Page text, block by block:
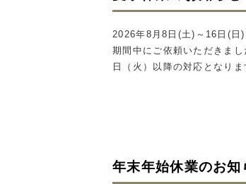
2026年8月8日(土)～16日(日
期間中にご依頼いただきま
日（火）以降の対応となりま
年末年始休業のお知